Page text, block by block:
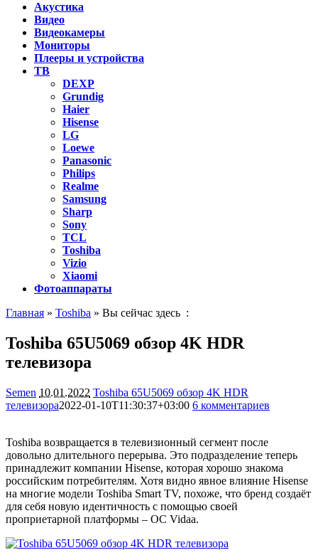
Акустика
Видео
Видеокамеры
Мониторы
Плееры и устройства
ТВ
DEXP
Grundig
Haier
Hisense
LG
Loewe
Panasonic
Philips
Realme
Samsung
Sharp
Sony
TCL
Toshiba
Vizio
Xiaomi
Фотоаппараты
Главная » Toshiba » Вы сейчас здесь :
Toshiba 65U5069 обзор 4K HDR
телевизора
Semen 10.01.2022 Toshiba 65U5069 обзор 4K HDR
телевизора2022-01-10T11:30:37+03:00 6 комментариев
Toshiba возвращается в телевизионный сегмент после
довольно длительного перерыва. Это подразделение теперь
принадлежит компании Hisense, которая хорошо знакома
российским потребителям. Хотя видно явное влияние Hisense
на многие модели Toshiba Smart TV, похоже, что бренд создаёт
для себя новую идентичность с помощью своей
проприетарной платформы – ОС Vidaa.